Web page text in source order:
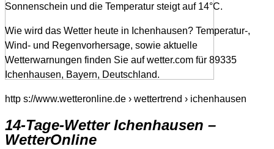
Sonnenschein und die Temperatur steigt auf 14°C.
Wie wird das Wetter heute in Ichenhausen? Temperatur-,
Wind- und Regenvorhersage, sowie aktuelle
Wetterwarnungen finden Sie auf wetter.com für 89335
Ichenhausen, Bayern, Deutschland.
http s://www.wetteronline.de › wettertrend › ichenhausen
14-Tage-Wetter Ichenhausen –
WetterOnline